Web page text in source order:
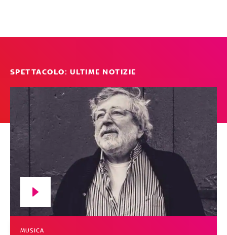
SPETTACOLO: ULTIME NOTIZIE
MUSICA